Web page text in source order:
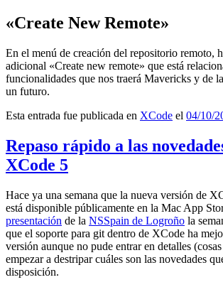
«Create New Remote»
En el menú de creación del repositorio remoto,
adicional «Create new remote» que está
funcionalidades que nos traerá Mavericks y de
un futuro.
Esta entrada fue publicada en XCode el 04/10/
Repaso rápido a las
XCode 5
Hace ya una semana que la nueva versión de
está disponible públicamente en la Mac App
presentación de la NSSpain de Logroño la
que el soporte para git dentro de XCode ha
versión aunque no pude entrar en detalles
empezar a destripar cuáles son las novedades
disposición.